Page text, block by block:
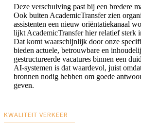
Deze verschuiving past bij een bredere
Ook buiten AcademicTransfer zien
assistenten een nieuw oriëntatiekanaal
lijkt AcademicTransfer hier relatief sterk
Dat komt waarschijnlijk door onze
bieden actuele, betrouwbare en
gestructureerde vacatures binnen een
AI-systemen is dat waardevol, juist
bronnen nodig hebben om goede
geven.
KWALITEIT VERKEER